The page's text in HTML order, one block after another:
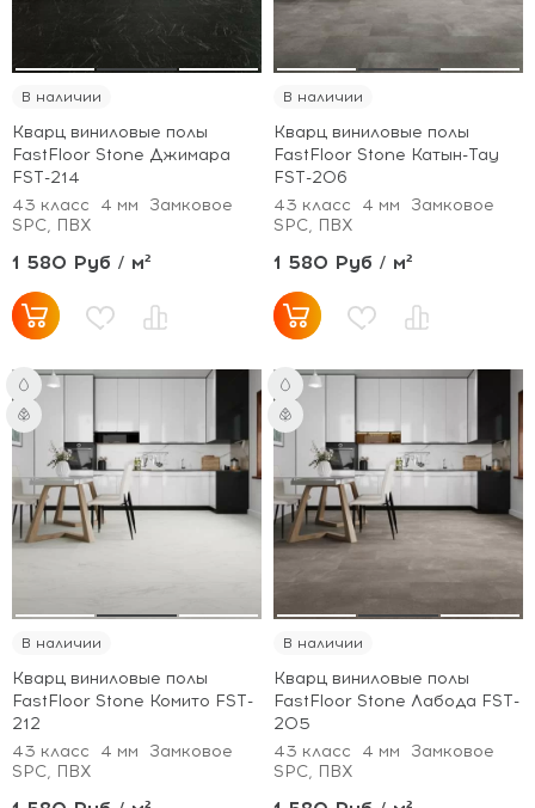
В наличии
Кварц виниловые полы
FastFloor Stone Джимара
FST-214
43 класс
4 мм
Замковое
SPC, ПВХ
1 580 Руб / м²
В наличии
Кварц виниловые полы
FastFloor Stone Катын-Тау
FST-206
43 класс
4 мм
Замковое
SPC, ПВХ
1 580 Руб / м²
В наличии
Кварц виниловые полы
FastFloor Stone Комито FST-
212
43 класс
4 мм
Замковое
SPC, ПВХ
В наличии
Кварц виниловые полы
FastFloor Stone Лабода FST-
205
43 класс
4 мм
Замковое
SPC, ПВХ